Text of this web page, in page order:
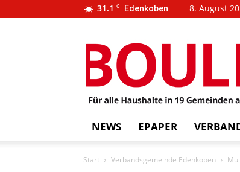
31.1 C Edenkoben 8. August
NEWS EPAPER
Start Verbandsgemeinde Edenkoben